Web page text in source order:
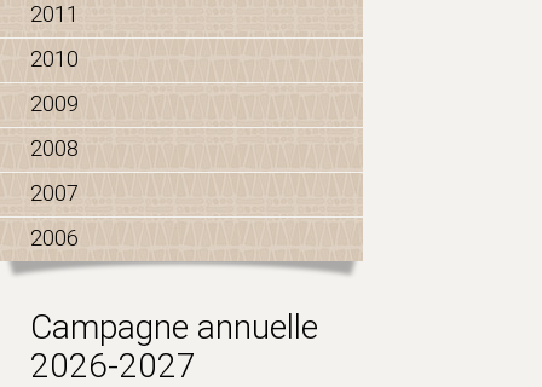
2011
2010
2009
2008
2007
2006
Campagne annuelle
2026-2027